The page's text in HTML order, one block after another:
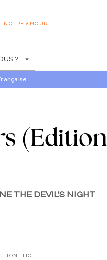
NOTRE AMOUR
? arrow_drop_down
(Edition
THE DEVIL'S NIGHT
: ITO